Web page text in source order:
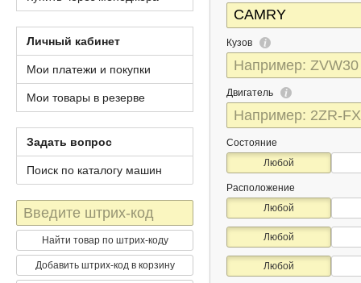
Кузов
Двигатель
Состояние
Любой
Расположение
Любой
Любой
Любой
Личный кабинет
Мои платежи и покупки
Мои товары в резерве
Задать вопрос
Поиск по каталогу машин
Штрих-
код
Найти товар по штрих-коду
Добавить штрих-код в корзину